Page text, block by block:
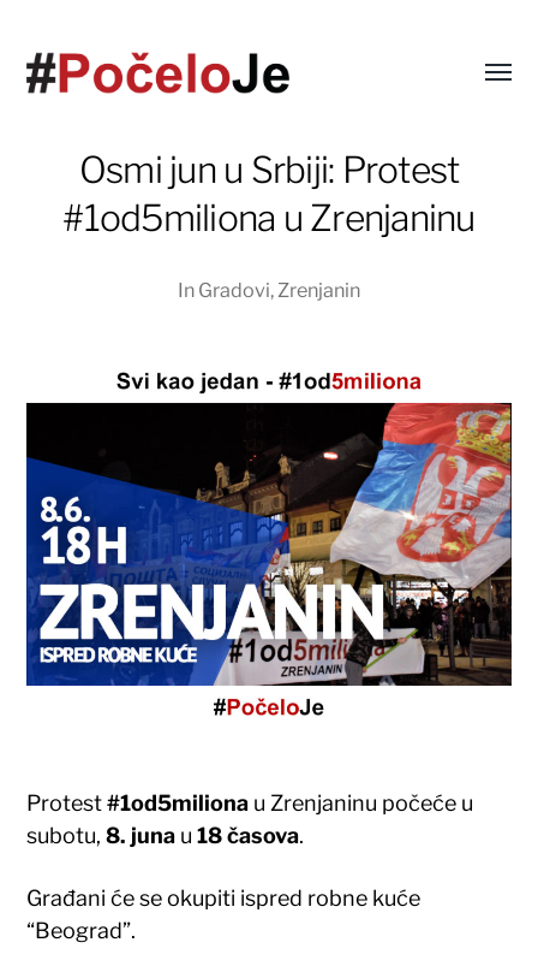
Osmi jun u Srbiji: Protest
#1od5miliona u Zrenjaninu
In Gradovi,Zrenjanin
Protest#1od5miliona u Zrenjaninu počeće u
subotu,8. juna u18 časova.
Građani će se okupiti ispred robne kuće
“Beograd”.